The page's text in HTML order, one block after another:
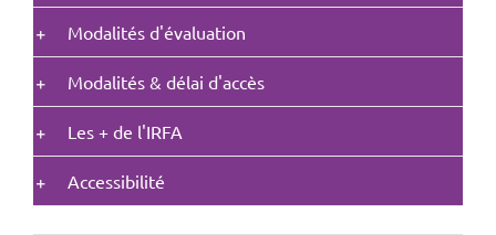
Modalités d'évaluation
Modalités & délai d'accès
Les + de l'IRFA
Accessibilité